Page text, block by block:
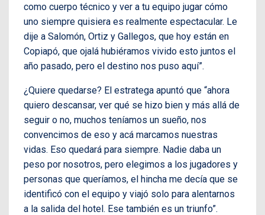
como cuerpo técnico y ver a tu equipo jugar cómo
uno siempre quisiera es realmente espectacular. Le
dije a Salomón, Ortiz y Gallegos, que hoy están en
Copiapó, que ojalá hubiéramos vivido esto juntos el
año pasado, pero el destino nos puso aquí”.
¿Quiere quedarse? El estratega apuntó que “ahora
quiero descansar, ver qué se hizo bien y más allá de
seguir o no, muchos teníamos un sueño, nos
convencimos de eso y acá marcamos nuestras
vidas. Eso quedará para siempre. Nadie daba un
peso por nosotros, pero elegimos a los jugadores y
personas que queríamos, el hincha me decía que se
identificó con el equipo y viajó solo para alentarnos
a la salida del hotel. Ese también es un triunfo”.